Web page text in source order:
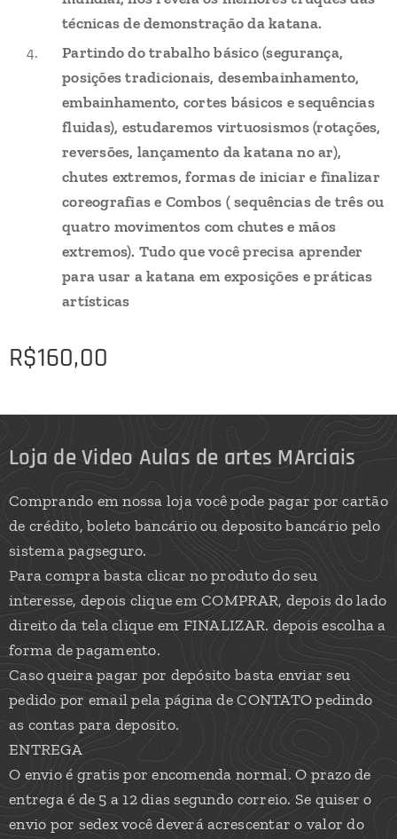
técnicas de demonstração da katana.
Partindo do trabalho básico (segurança,
posições tradicionais, desembainhamento,
embainhamento, cortes básicos e sequências
fluidas), estudaremos virtuosismos (rotações,
reversões, lançamento da katana no ar),
chutes extremos, formas de iniciar e finalizar
coreografias e Combos ( sequências de três ou
quatro movimentos com chutes e mãos
extremos). Tudo que você precisa aprender
para usar a katana em exposições e práticas
artísticas
R$160,00
Loja de Video Aulas de artes MArciais
Comprando em nossa loja você pode pagar por cartão
de crédito, boleto bancário ou deposito bancário pelo
sistema pagseguro.
Para compra basta clicar no produto do seu
interesse, depois clique em COMPRAR, depois do lado
direito da tela clique em FINALIZAR. depois escolha a
forma de pagamento.
Caso queira pagar por depósito basta enviar seu
pedido por email pela página de CONTATO pedindo
as contas para deposito.
ENTREGA
O envio é gratis por encomenda normal. O prazo de
entrega é de 5 a 12 dias segundo correio. Se quiser o
envio por sedex você deverá acrescentar o valor do